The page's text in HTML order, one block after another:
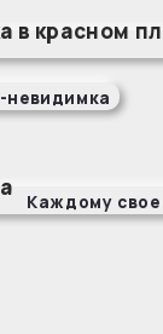
невидимка
Каждому свое